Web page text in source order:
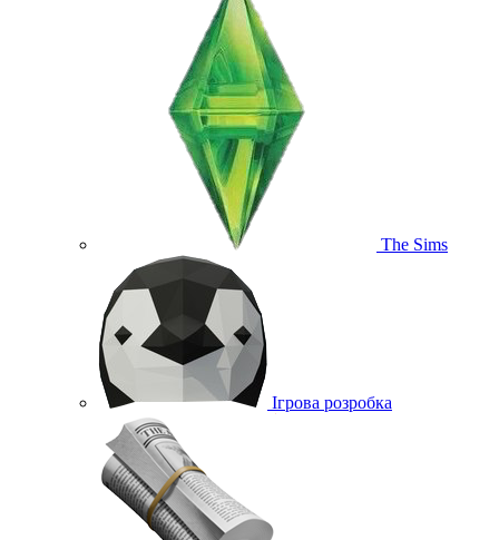
The Sims
Ігрова розробка